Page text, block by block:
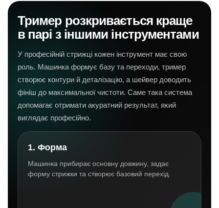
Тример розкривається краще
в парі з іншими інструментами
У професійній стрижці кожен інструмент має свою
роль. Машинка формує базу та переходи, тример
створює контури й деталізацію, а шейвер доводить
фініш до максимальної чистоти. Саме така система
допомагає отримати акуратний результат, який
виглядає професійно.
1. Форма
Машинка прибирає основну довжину, задає
форму стрижки та створює базовий перехід.